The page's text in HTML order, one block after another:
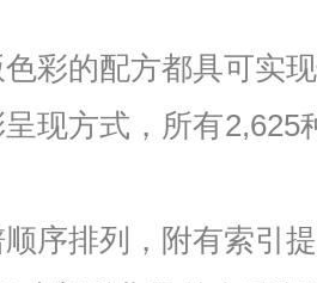
彩的配方都具可实
现方式，所有2,625
序排列，附有索引